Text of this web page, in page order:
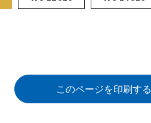
このページを印刷する